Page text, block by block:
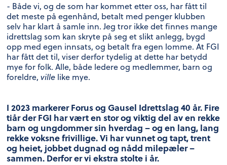
- Både vi, og de som har kommet etter oss, har fått til
det meste på egenhånd, betalt med penger klubben
selv har klart å samle inn. Jeg tror ikke det finnes mange
idrettslag som kan skryte på seg et slikt anlegg, bygd
opp med egen innsats, og betalt fra egen lomme. At FGI
har fått det til, viser derfor tydelig at dette har betydd
mye for folk. Alle, både ledere og medlemmer, barn og
foreldre,ville like mye.
I 2023 markerer Forus og Gausel Idrettslag 40 år. Fire
tiår der FGI har vært en stor og viktig del av en rekke
barn og ungdommer sin hverdag – og en lang, lang
rekke voksne frivillige. Vi har vunnet og tapt, trent
og heiet, jobbet dugnad og nådd milepæler –
sammen. Derfor er vi ekstra stolte i år.